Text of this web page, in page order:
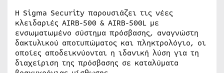
Η Sigma Security παρουσιάζει τις νέες
κλειδαριές AIRB-500 & AIRB-500L με
ενσωματωμένο σύστημα πρόσβασης, αναγνώστη
δακτυλικού αποτυπώματος και πληκτρολόγιο, οι
οποίες αποδεικνύονται η ιδανική λύση για τη
διαχείριση της πρόσβασης σε καταλύματα